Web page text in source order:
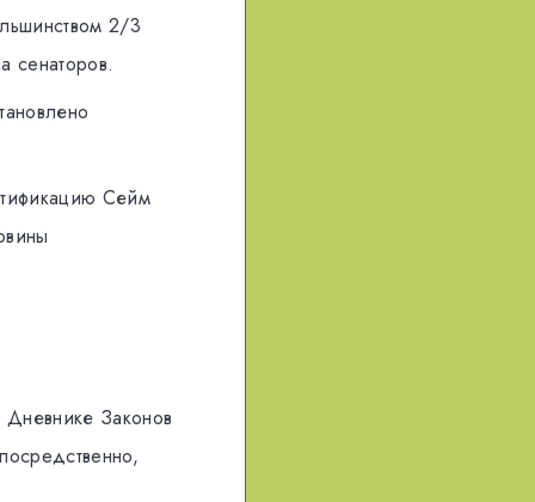
2/3
сeнaтoрoв.
Сейм
Законов